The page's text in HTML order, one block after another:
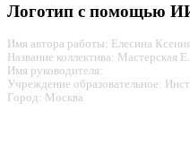
Логотип с помощью
Имя автора работы: Елесина
Название коллектива: Мастерская
Имя руководителя:
Учреждение образовательное:
Город: Москва